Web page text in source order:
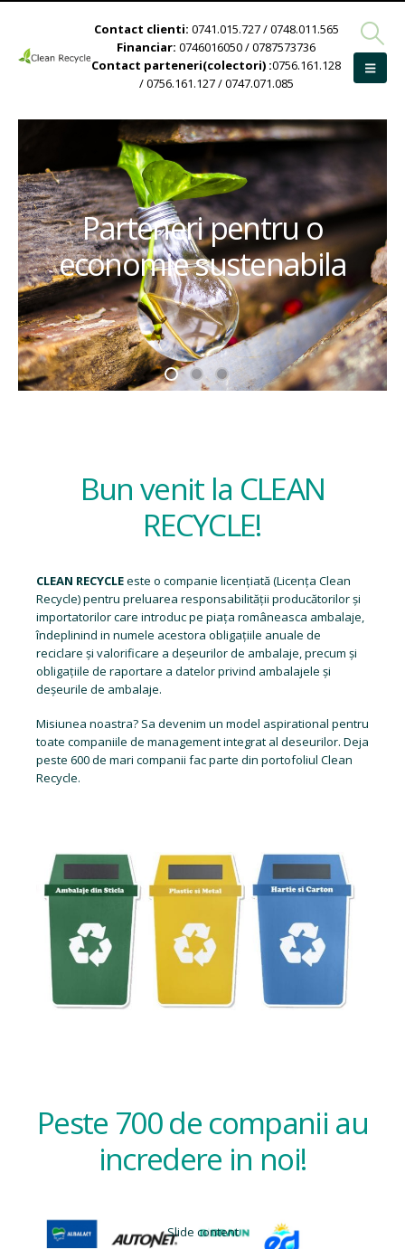
Contact clienti: 0741.015.727 / 0748.011.565
Financiar: 0746016050 / 0787573736
Contact parteneri(colectori) :0756.161.128
/ 0756.161.127 / 0747.071.085
Parteneri pentru o
economie sustenabila
Bun venit la CLEAN
RECYCLE!
CLEAN RECYCLEeste o companie licențiată (Licența Clean
Recycle) pentru preluarea responsabilității producătorilor și
importatorilor care introduc pe piața româneasca ambalaje,
îndeplinind in numele acestora obligațiile anuale de
reciclare și valorificare a deșeurilor de ambalaje, precum și
obligațiile de raportare a datelor privind ambalajele și
deșeurile de ambalaje.
Misiunea noastra? Sa devenim un model aspirational pentru
toate companiile de management integrat al deseurilor. Deja
peste 600 de mari companii fac parte din portofoliul Clean
Recycle.
Peste 700 de companii au
incredere in noi!
Slide content